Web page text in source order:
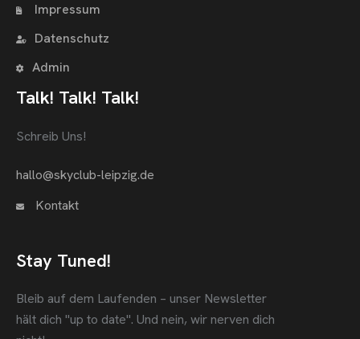
Impressum
Datenschutz
Admin
Talk! Talk! Talk!
Schreib Uns!
hallo@skyclub-leipzig.de
Kontakt
Stay Tuned!
Bleib auf dem Laufenden – unser Newsletter
hält dich "up to date". Und nein, wir nerven dich